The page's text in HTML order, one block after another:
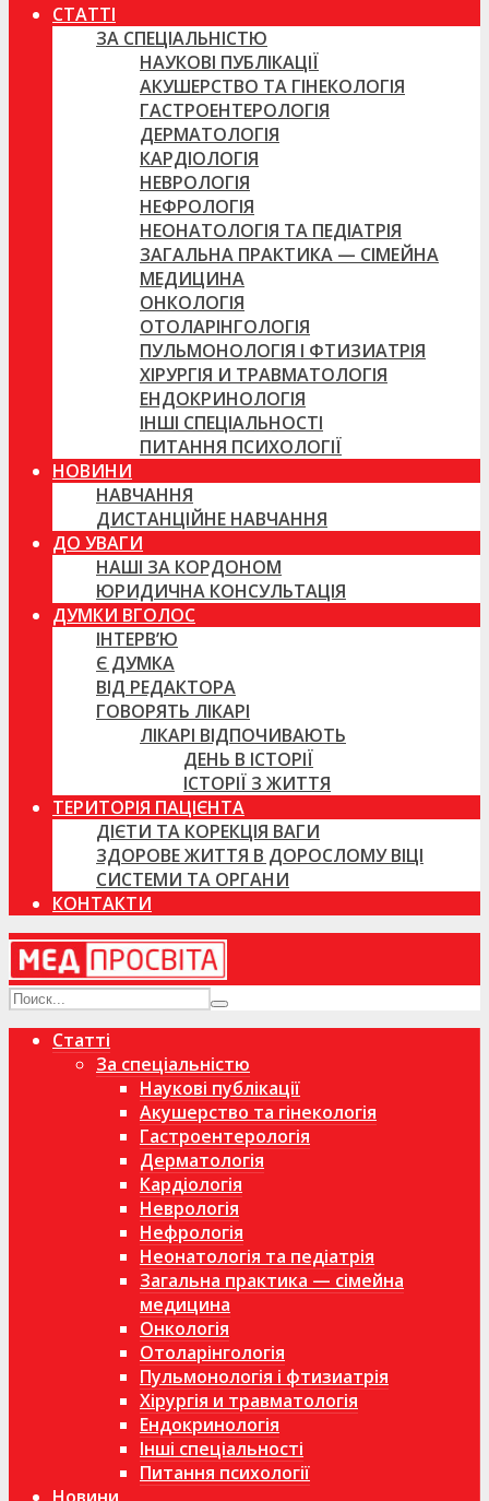
СТАТТІ
ЗА СПЕЦІАЛЬНІСТЮ
НАУКОВІ ПУБЛІКАЦІЇ
АКУШЕРСТВО ТА ГІНЕКОЛОГІЯ
ГАСТРОЕНТЕРОЛОГІЯ
ДЕРМАТОЛОГІЯ
КАРДІОЛОГІЯ
НЕВРОЛОГІЯ
НЕФРОЛОГІЯ
НЕОНАТОЛОГІЯ ТА ПЕДІАТРІЯ
ЗАГАЛЬНА ПРАКТИКА — СІМЕЙНА
МЕДИЦИНА
ОНКОЛОГІЯ
ОТОЛАРІНГОЛОГІЯ
ПУЛЬМОНОЛОГІЯ І ФТИЗИАТРІЯ
ХІРУРГІЯ И ТРАВМАТОЛОГІЯ
ЕНДОКРИНОЛОГІЯ
ІНШІ СПЕЦІАЛЬНОСТІ
ПИТАННЯ ПСИХОЛОГІЇ
НОВИНИ
НАВЧАННЯ
ДИСТАНЦІЙНЕ НАВЧАННЯ
ДО УВАГИ
НАШІ ЗА КОРДОНОМ
ЮРИДИЧНА КОНСУЛЬТАЦІЯ
ДУМКИ ВГОЛОС
ІНТЕРВ’Ю
Є ДУМКА
ВІД РЕДАКТОРА
ГОВОРЯТЬ ЛІКАРІ
ЛІКАРІ ВІДПОЧИВАЮТЬ
ДЕНЬ В ІСТОРІЇ
ІСТОРІЇ З ЖИТТЯ
ТЕРИТОРІЯ ПАЦІЄНТА
ДІЄТИ ТА КОРЕКЦІЯ ВАГИ
ЗДОРОВЕ ЖИТТЯ В ДОРОСЛОМУ ВІЦІ
СИСТЕМИ ТА ОРГАНИ
КОНТАКТИ
Статті
За спеціальністю
Наукові публікації
Акушерство та гінекологія
Гастроентерологія
Дерматологія
Кардіологія
Неврологія
Нефрологія
Неонатологія та педіатрія
Загальна практика — сімейна
медицина
Онкологія
Отоларінгологія
Пульмонологія і фтизиатрія
Хірургія и травматологія
Ендокринологія
Інші спеціальності
Питання психології
Новини